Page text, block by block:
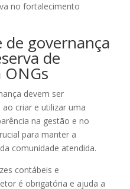
no fortalecimento
de governança
de
devem ser
criar e utilizar uma
na gestão e no
para manter a
comunidade atendida.
contábeis e
é obrigatória e ajuda a